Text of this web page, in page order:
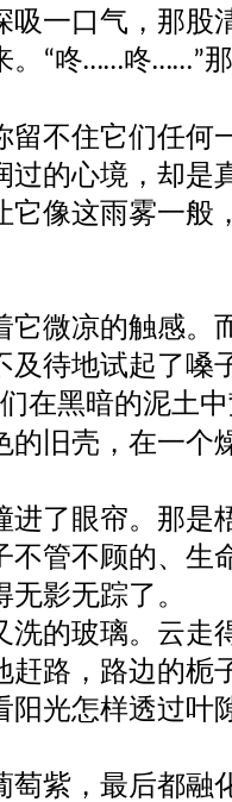
一口气，那
“咚……咚……”
不住它们任
的心境，却
像这雨雾一
微凉的触感。
待地试起了嗓
在黑暗的泥土
旧壳，在一个
了眼帘。那是
管不顾的、
影无踪了。
的玻璃。云走
路，路边的
光怎样透过
紫，最后都